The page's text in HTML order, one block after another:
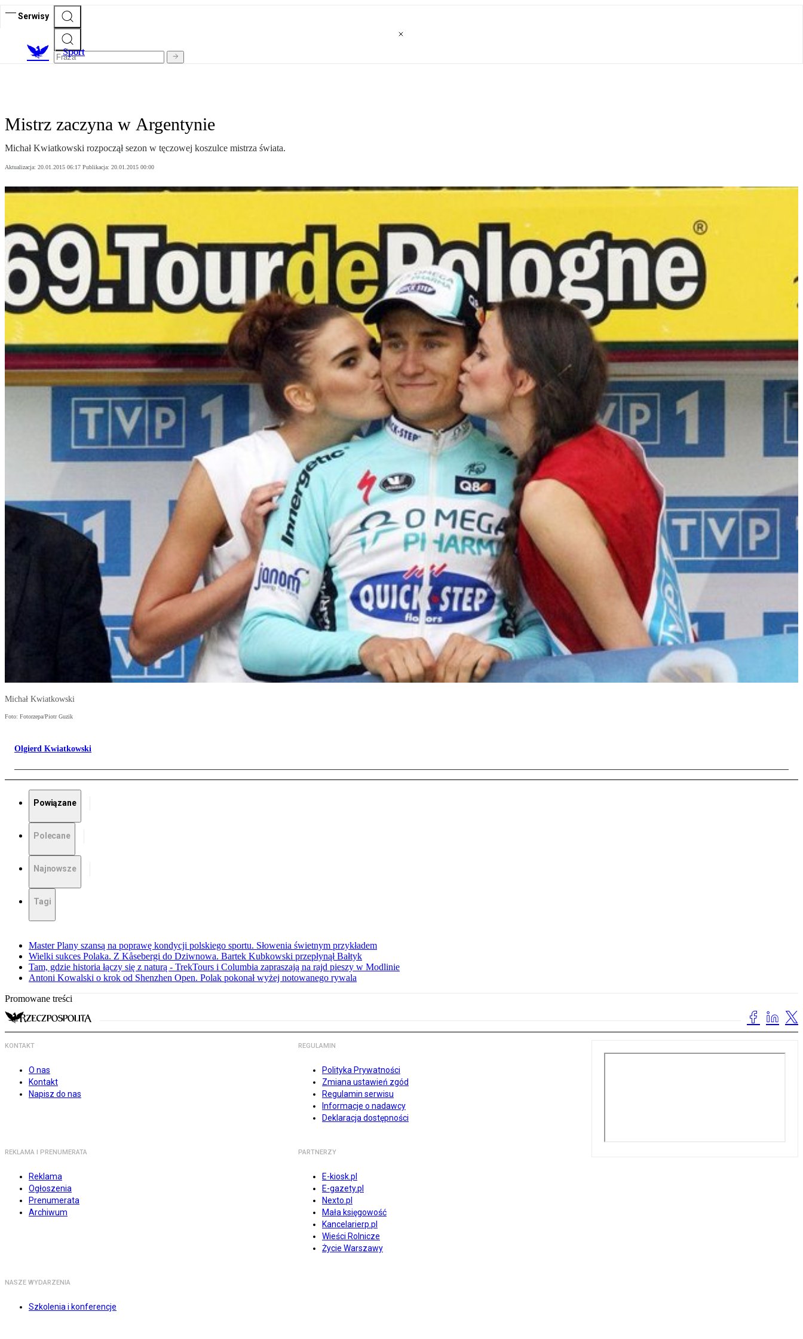
Serwisy
Sport
Mistrz zaczyna w Argentynie
Michał Kwiatkowski rozpoczął sezon w tęczowej koszulce mistrza świata.
Aktualizacja: 20.01.2015 06:17 Publikacja: 20.01.2015 00:00
Michał Kwiatkowski
Foto: Fotorzepa/Piotr Guzik
Olgierd Kwiatkowski
Powiązane
Polecane
Najnowsze
Tagi
Master Plany szansą na poprawę kondycji polskiego sportu. Słowenia świetnym przykładem
Wielki sukces Polaka. Z Kåsebergi do Dziwnowa. Bartek Kubkowski przepłynął Bałtyk
Tam, gdzie historia łączy się z naturą - TrekTours i Columbia zapraszają na rajd pieszy w Modlinie
Antoni Kowalski o krok od Shenzhen Open. Polak pokonał wyżej notowanego rywala
Promowane treści
KONTAKT
O nas
Kontakt
Napisz do nas
REGULAMIN
Polityka Prywatności
Zmiana ustawień zgód
Regulamin serwisu
Informacje o nadawcy
Deklaracja dostępności
REKLAMA I PRENUMERATA
Reklama
Ogłoszenia
Prenumerata
Archiwum
PARTNERZY
E-kiosk.pl
E-gazety.pl
Nexto.pl
Mała księgowość
Kancelarierp.pl
Wieści Rolnicze
Życie Warszawy
NASZE WYDARZENIA
Szkolenia i konferencje